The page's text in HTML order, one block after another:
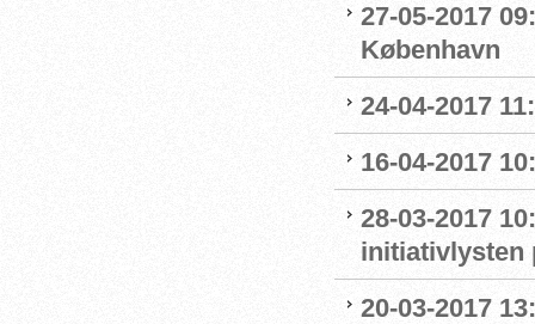
27-05-2017
København
24-04-2017
16-04-2017
28-03-2017
initiativlysten
20-03-2017